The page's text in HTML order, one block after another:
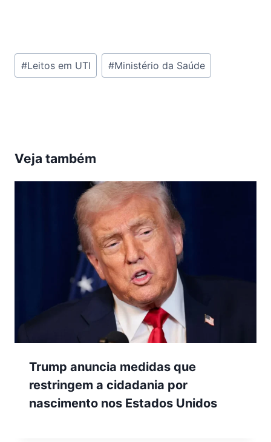
Tags
do
#Leitos em UTI #Ministério da Saúde
Veja também
Trump anuncia medidas que
restringem a cidadania por
nascimento nos Estados Unidos